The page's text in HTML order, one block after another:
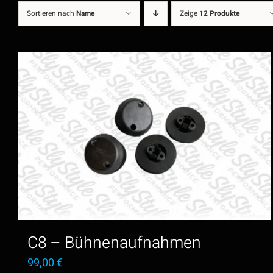
Sortieren nach Name Zeige 12 Produkte
C8 – Bühnenaufnahmen
99,00€